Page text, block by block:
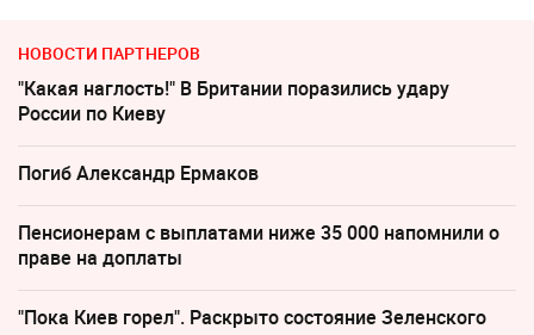
НОВОСТИ ПАРТНЕРОВ
"Какая наглость!" В Британии поразились удару
России по Киеву
Погиб Александр Ермаков
Пенсионерам с выплатами ниже 35 000 напомнили о
праве на доплаты
"Пока Киев горел". Раскрыто состояние Зеленского